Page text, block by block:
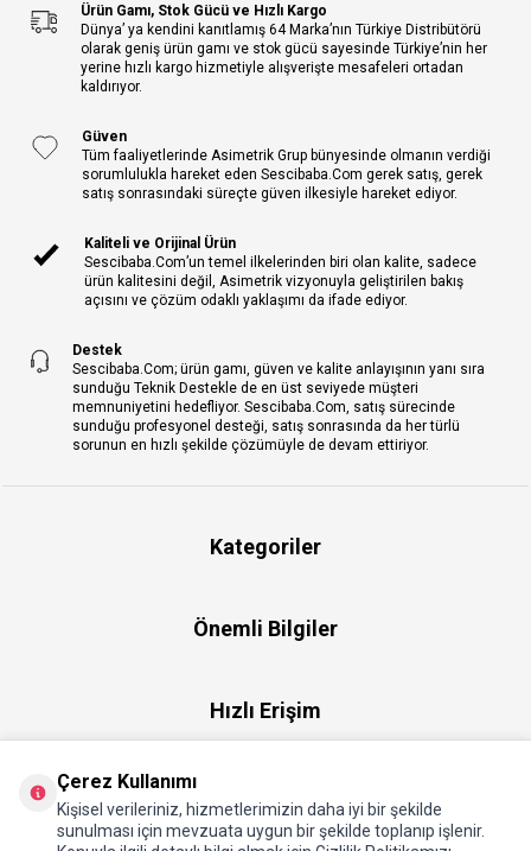
Ürün Gamı, Stok Gücü ve Hızlı Kargo
Dünya’ ya kendini kanıtlamış 64 Marka’nın Türkiye Distribütörü
olarak geniş ürün gamı ve stok gücü sayesinde Türkiye’nin her
yerine hızlı kargo hizmetiyle alışverişte mesafeleri ortadan
kaldırıyor.
Güven
Tüm faaliyetlerinde Asimetrik Grup bünyesinde olmanın verdiği
sorumlulukla hareket eden Sescibaba.Com gerek satış, gerek
satış sonrasındaki süreçte güven ilkesiyle hareket ediyor.
Kaliteli ve Orijinal Ürün
Sescibaba.Com’un temel ilkelerinden biri olan kalite, sadece
ürün kalitesini değil, Asimetrik vizyonuyla geliştirilen bakış
açısını ve çözüm odaklı yaklaşımı da ifade ediyor.
Destek
Sescibaba.Com; ürün gamı, güven ve kalite anlayışının yanı sıra
sunduğu Teknik Destekle de en üst seviyede müşteri
memnuniyetini hedefliyor. Sescibaba.Com, satış sürecinde
sunduğu profesyonel desteği, satış sonrasında da her türlü
sorunun en hızlı şekilde çözümüyle de devam ettiriyor.
Kategoriler
Önemli Bilgiler
Hızlı Erişim
Çerez Kullanımı
Kişisel verileriniz, hizmetlerimizin daha iyi bir şekilde
sunulması için mevzuata uygun bir şekilde toplanıp işlenir.